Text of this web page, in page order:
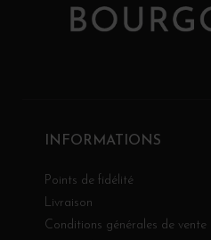
INFORMATIONS
Points de fidélité
Livraison
Conditions générales de vente